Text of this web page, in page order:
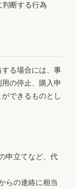
判断する行為
る場合には、事
の停止、購入申
できるものとし
申立てなど、代
らの連絡に相当